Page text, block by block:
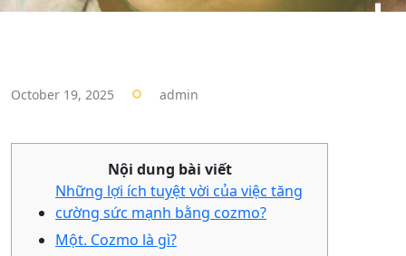
October 19, 2025 admin
Nội dung bài viết
Những lợi ích tuyệt vời của việc tăng
cường sức mạnh bằng cozmo?
Một. Cozmo là gì?